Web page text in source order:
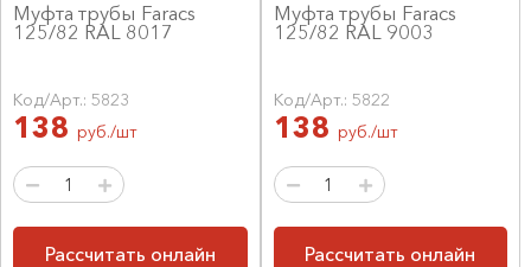
Муфта трубы Faracs
125/82 RAL 8017
Код/Арт.: 5823
138 руб./шт
Рассчитать онлайн
Муфта трубы Faracs
125/82 RAL 9003
Код/Арт.: 5822
138 руб./шт
Рассчитать онлайн